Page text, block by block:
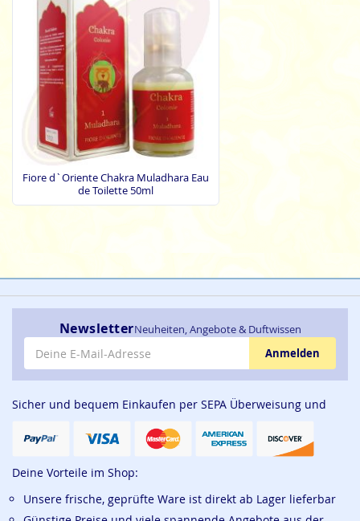
Fiore d`Oriente Chakra Muladhara Eau
de Toilette 50ml
NewsletterNeuheiten, Angebote & Duftwissen
E-Mail-Adresse
Anmelden
Sicher und bequem Einkaufen per SEPA Überweisung und
Deine Vorteile im Shop:
Unsere frische, geprüfte Ware ist direkt ab Lager lieferbar